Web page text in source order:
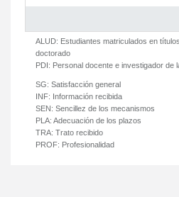
ALUD: Estudiantes matriculados en
doctorado
PDI: Personal docente e investigador de
SG: Satisfacción general
INF: Información recibida
SEN: Sencillez de los mecanismos
PLA: Adecuación de los plazos
TRA: Trato recibido
PROF: Profesionalidad